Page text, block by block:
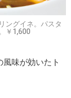
ングイネ。パスタ
￥1,600
味が効いたト